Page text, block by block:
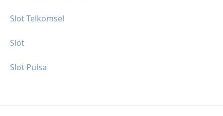
Slot Telkomsel
Slot
Slot Pulsa